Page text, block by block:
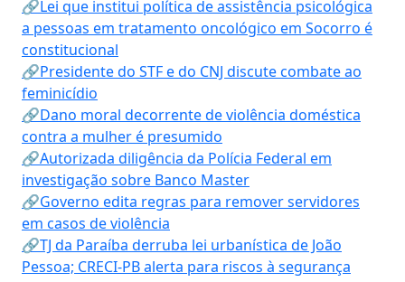
🔗Lei que institui política de assistência psicológica
a pessoas em tratamento oncológico em Socorro é
constitucional
🔗Presidente do STF e do CNJ discute combate ao
feminicídio
🔗Dano moral decorrente de violência doméstica
contra a mulher é presumido
🔗Autorizada diligência da Polícia Federal em
investigação sobre Banco Master
🔗Governo edita regras para remover servidores
em casos de violência
🔗TJ da Paraíba derruba lei urbanística de João
Pessoa; CRECI-PB alerta para riscos à segurança